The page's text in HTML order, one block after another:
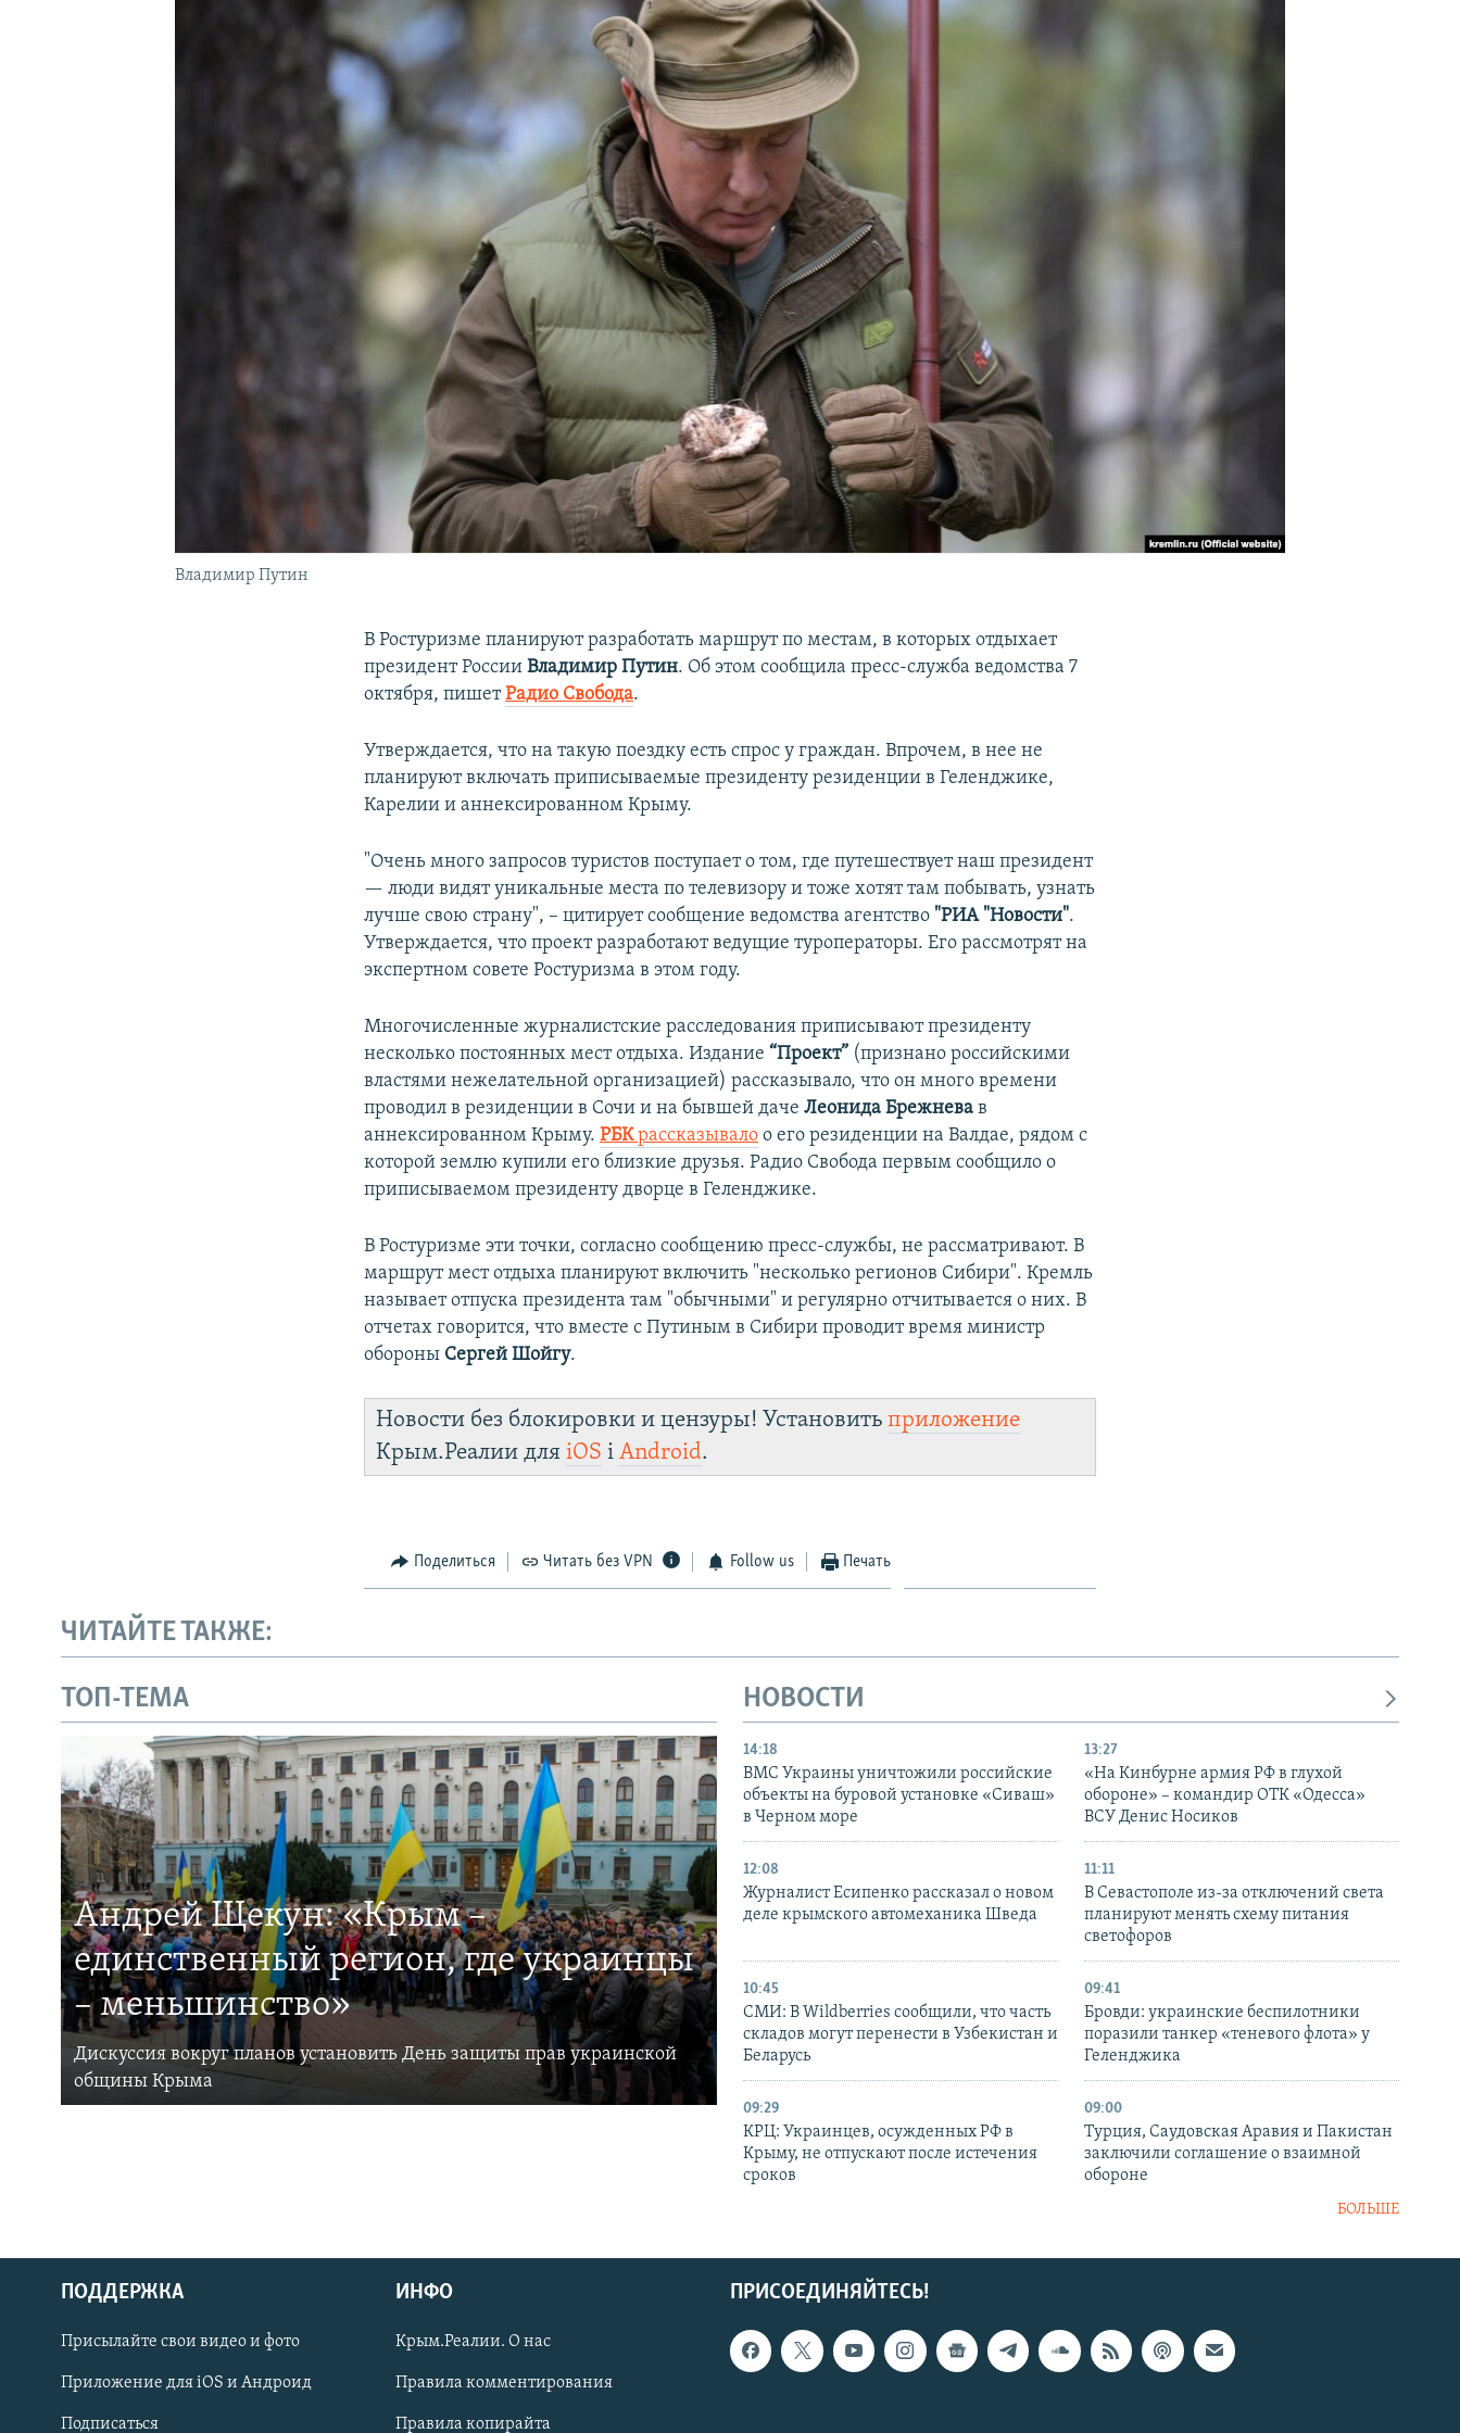
Українською
Qırımtatar
Владимир Путин
В Ростуризме планируют разработать маршрут по местам, в которых отдыхает
президент РоссииВладимир Путин. Об этом сообщила пресс-служба ведомства 7
октября, пишетРадио Свобода.
Утверждается, что на такую поездку есть спрос у граждан. Впрочем, в нее не
планируют включать приписываемые президенту резиденции в Геленджике,
Карелии и аннексированном Крыму.
"Очень много запросов туристов поступает о том, где путешествует наш президент
— люди видят уникальные места по телевизору и тоже хотят там побывать, узнать
лучше свою страну", – цитирует сообщение ведомства агентство "РИА "Новости".
Утверждается, что проект разработают ведущие туроператоры. Его рассмотрят на
экспертном совете Ростуризма в этом году.
Многочисленные журналистские расследования приписывают президенту
несколько постоянных мест отдыха. Издание “Проект” (признано российскими
властями нежелательной организацией) рассказывало, что он много времени
проводил в резиденции в Сочи и на бывшей даче Леонида Брежневав
аннексированном Крыму.РБКрассказывало о его резиденции на Валдае, рядом с
которой землю купили его близкие друзья. Радио Свобода первым сообщило о
приписываемом президенту дворце в Геленджике.
В Ростуризме эти точки, согласно сообщению пресс-службы, не рассматривают. В
маршрут мест отдыха планируют включить "несколько регионов Сибири". Кремль
называет отпуска президента там "обычными" и регулярно отчитывается о них. В
отчетах говорится, что вместе с Путиным в Сибири проводит время министр
обороны Сергей Шойгу.
Новости без блокировки и цензуры! Установитьприложение
Крым.Реалии дляiOS іAndroid.
Поделиться Читать без VPN Follow us Печать
ЧИТАЙТЕ ТАКЖЕ:
ТОП-ТЕМА
Андрей Щекун: «Крым –
единственный регион, где украинцы
– меньшинство»
Дискуссия вокруг планов установить День защиты прав украинской
общины Крыма
НОВОСТИ
14:18
ВМС Украины уничтожили российские
объекты на буровой установке «Сиваш»
в Черном море
13:27
«На Кинбурне армия РФ в глухой
обороне» – командир ОТК «Одесса»
ВСУ Денис Носиков
12:08
Журналист Есипенко рассказал о новом
деле крымского автомеханика Шведа
11:11
В Севастополе из-за отключений света
планируют менять схему питания
светофоров
10:45
СМИ: В Wildberries сообщили, что часть
складов могут перенести в Узбекистан и
Беларусь
09:41
Бровди: украинские беспилотники
поразили танкер «теневого флота» у
Геленджика
09:29
КРЦ: Украинцев, осужденных РФ в
Крыму, не отпускают после истечения
сроков
09:00
Турция, Саудовская Аравия и Пакистан
заключили соглашение о взаимной
обороне
БОЛЬШЕ
ПРИСОЕДИНЯЙТЕСЬ!
ПОДДЕРЖКА
Присылайте свои видео и фото
Приложение для iOS и Андроид
Подписаться
ИНФО
Крым.Реалии. О нас
Правила комментирования
Правила копирайта